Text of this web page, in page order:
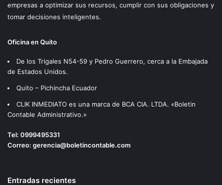
empresas a optimizar sus recursos, cumplir con sus obligaciones y
tomar decisiones inteligentes.
Oficina en Quito
De los Trigales N54-59 y Pedro Guerrero, cerca a la Embajada
de Estados Unidos.
Quito – Pichincha Ecuador
CLIK INMEDIATO es una marca de BCA CIA. LTDA. «Boletin
Contable Administrativo.»
Tel: 0999495331
Correo: gerencia@boletincontable.com
Entradas recientes